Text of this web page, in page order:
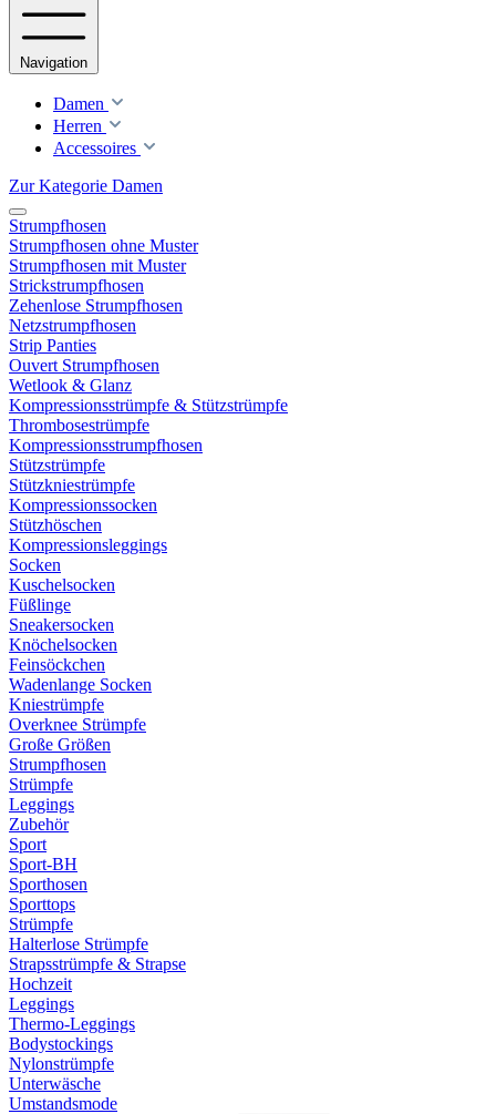
Navigation
Damen
Herren
Accessoires
Zur Kategorie Damen
Strumpfhosen
Strumpfhosen ohne Muster
Strumpfhosen mit Muster
Strickstrumpfhosen
Zehenlose Strumpfhosen
Netzstrumpfhosen
Strip Panties
Ouvert Strumpfhosen
Wetlook & Glanz
Kompressionsstrümpfe & Stützstrümpfe
Thrombosestrümpfe
Kompressionsstrumpfhosen
Stützstrümpfe
Stützkniestrümpfe
Kompressionssocken
Stützhöschen
Kompressionsleggings
Socken
Kuschelsocken
Füßlinge
Sneakersocken
Knöchelsocken
Feinsöckchen
Wadenlange Socken
Kniestrümpfe
Overknee Strümpfe
Große Größen
Strumpfhosen
Strümpfe
Leggings
Zubehör
Sport
Sport-BH
Sporthosen
Sporttops
Strümpfe
Halterlose Strümpfe
Strapsstrümpfe & Strapse
Hochzeit
Leggings
Thermo-Leggings
Bodystockings
Nylonstrümpfe
Unterwäsche
Umstandsmode